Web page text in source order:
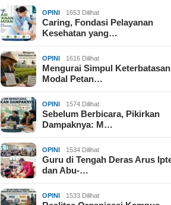
OPINI 1653 Dilihat
Caring, Fondasi Pelayanan
Kesehatan yang…
OPINI 1616 Dilihat
Mengurai Simpul Keterbatasan
Modal Petan…
OPINI 1574 Dilihat
Sebelum Berbicara, Pikirkan
Dampaknya: M…
OPINI 1534 Dilihat
Guru di Tengah Deras Arus
dan Abu-…
OPINI 1533 Dilihat